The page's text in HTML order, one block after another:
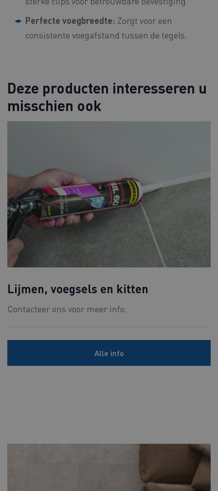
Perfecte voegbreedte: Zorgt voor een
consistente voegafstand tussen de tegels.
Deze producten interesseren u
misschien ook
Lijmen, voegsels en kitten
Contacteer ons voor meer info.
Alle info